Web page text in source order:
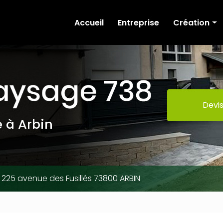
Accueil
Entreprise Création
Cour et allée
Terrasse
Murs de
Escaliers
Portail
Clôture
Maçonnerie
Terrassement
Pergola
à Arbin
225 avenue des Fusillés 73800 ARBIN